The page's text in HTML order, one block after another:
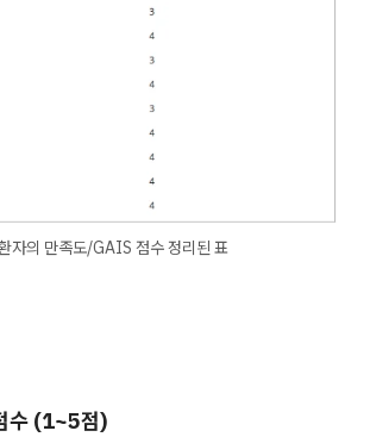
자의 만족도/GAIS 점수 정리된 표
수 (1~5점)